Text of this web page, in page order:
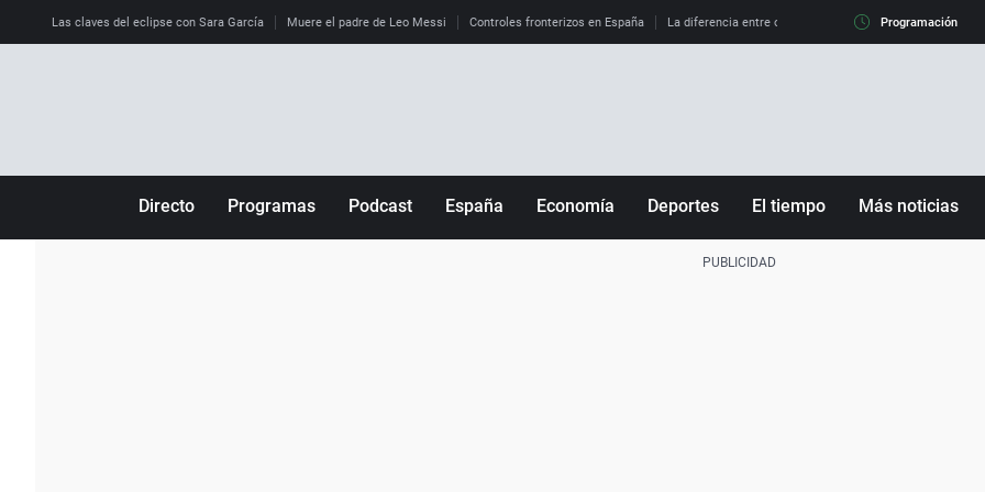
Las claves del eclipse con Sara García Muere el padre de Leo Messi Controles fronterizos en España La diferencia entre observar el eclipse al 99% y al 100%
Programación
Directo Programas Podcast España Economía Deportes El tiempo Más noticias